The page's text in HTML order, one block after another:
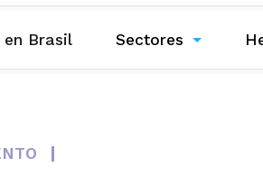
en Brasil(current)Sectores